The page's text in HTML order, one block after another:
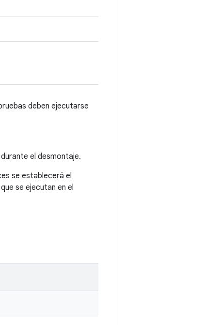
deben ejecutarse
el desmontaje.
se establecerá el
se ejecutan en el